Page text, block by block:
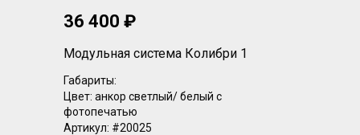
36 400 ₽
Модульная система Колибри 1
Габариты:
Цвет: анкор светлый/ белый с
фотопечатью
Артикул: #20025